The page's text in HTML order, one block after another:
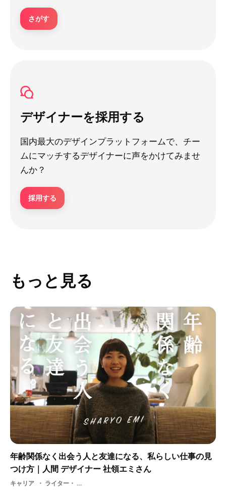
さがす
デザイナーを採用する
国内最大のデザインプラットフォームで、チー
ムにマッチするデザイナーに声をかけてみませ
んか？
採用する
もっと見る
年齢関係なく出会う人と友達になる、私らしい仕事の見
つけ方｜人間 デザイナー 社領エミさん
キャリア ライター・ 株式会社人間